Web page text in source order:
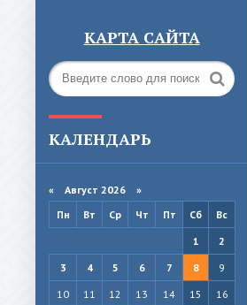
КАРТА САЙТА
КАЛЕНДАРЬ
« Август 2026 »
Пн
Вт Ср Чт Пт Сб
Вс
1
2
3
4 5 6 7 8
9
10
11 12 13 14 15
16